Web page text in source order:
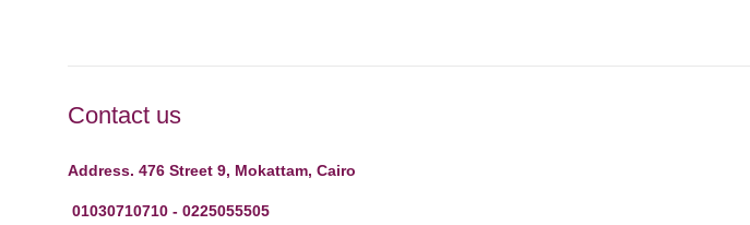
Contact us
Address. 476 Street 9, Mokattam, Cairo
01030710710 - 0225055505